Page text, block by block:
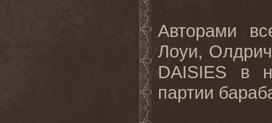
Авторами
Лоуи,
DAISIES
в
партии